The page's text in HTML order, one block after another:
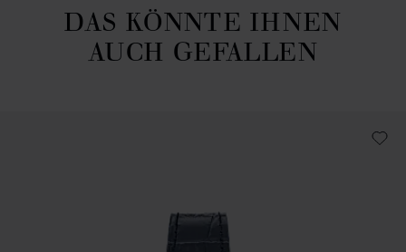
DAS KÖNNTE IHNEN
AUCH GEFALLEN